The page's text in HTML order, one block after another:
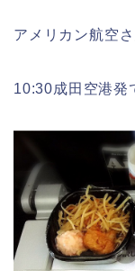
アメリカン航空さ
10:30成田空港発